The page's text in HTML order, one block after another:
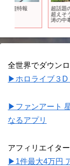
超話題のゲーム！売
超えそうな最新ハク
涛の中毒性で圧倒的
Borderlands4
全世界でダウン
▶ホロライブ３
▶ファンアート
なるアプリ
アフィリエイタ
▶1件最大4万円